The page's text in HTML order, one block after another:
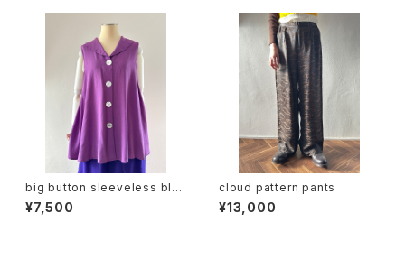
big button sleeveless blo
use
¥7,500
cloud pattern pants
¥13,000